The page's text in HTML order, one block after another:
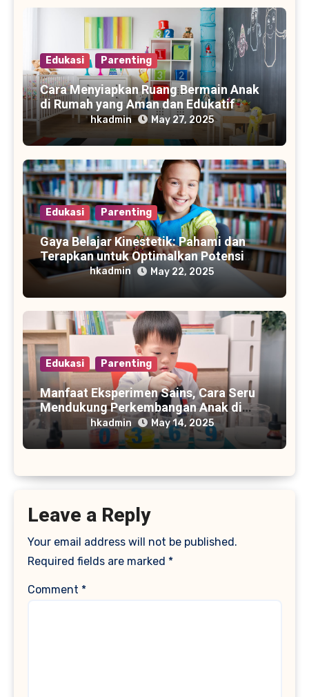
Edukasi Parenting
Cara Menyiapkan Ruang Bermain Anak
di Rumah yang Aman dan Edukatif
hkadmin May 27, 2025
Edukasi Parenting
Gaya Belajar Kinestetik: Pahami dan
Terapkan untuk Optimalkan Potensi
Anak Aktifhkadmin May 22, 2025
Edukasi Parenting
Manfaat Eksperimen Sains, Cara Seru
Mendukung Perkembangan Anak di
Rumah
hkadmin May 14, 2025
Leave a Reply
Your email address will not be published.
Required fields are marked *
Comment *